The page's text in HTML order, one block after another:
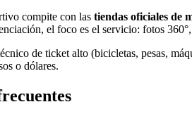
compite con las tiendas oficiales de
el foco es el servicio: fotos
de ticket alto (bicicletas, pesas,
o dólares.